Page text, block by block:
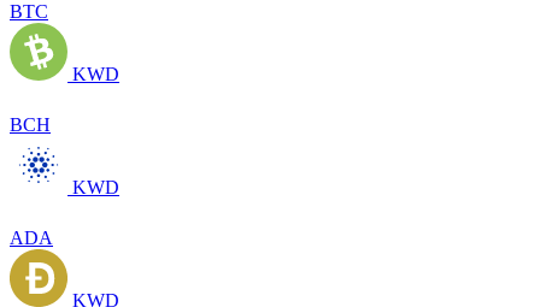
BTC
KWD
BCH
KWD
ADA
KWD